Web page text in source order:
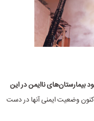
بیمارستان‌های ناایمن در این
وضعیت ایمنی آنها در دست